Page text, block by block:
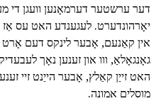
יאָרהונדערט. לעגענדע האט עס
אין קאַנעם, אָבער לינקס דעם אָרט
גאָנגאָלאַ, ווו און זענען נאָך
האט זייַן קאַלץ, אָבער הייַנט זיי
מוסלים אמונה.